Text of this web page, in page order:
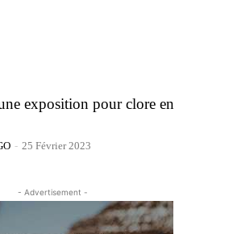
exposition pour clore en
- 25 Février 2023
- Advertisement -